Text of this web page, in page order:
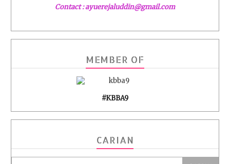
Contact : ayuerejaluddin@gmail.com
MEMBER OF
#KBBA9
CARIAN